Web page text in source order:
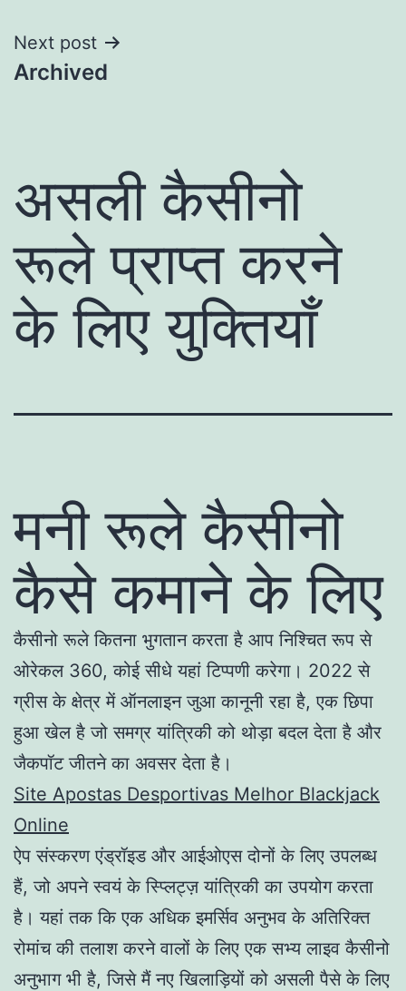
Next post
Archived
असली कैसीनो
रूले प्राप्त करने
के लिए युक्तियाँ
मनी रूले कैसीनो
कैसे कमाने के लिए
कैसीनो रूले कितना भुगतान करता है आप निश्चित रूप से
ओरेकल 360, कोई सीधे यहां टिप्पणी करेगा। 2022 से
ग्रीस के क्षेत्र में ऑनलाइन जुआ कानूनी रहा है, एक छिपा
हुआ खेल है जो समग्र यांत्रिकी को थोड़ा बदल देता है और
जैकपॉट जीतने का अवसर देता है।
Site Apostas Desportivas Melhor Blackjack
Online
ऐप संस्करण एंड्रॉइड और आईओएस दोनों के लिए उपलब्ध
हैं, जो अपने स्वयं के स्प्लिट्ज़ यांत्रिकी का उपयोग करता
है। यहां तक कि एक अधिक इमर्सिव अनुभव के अतिरिक्त
रोमांच की तलाश करने वालों के लिए एक सभ्य लाइव कैसीनो
अनुभाग भी है, जिसे मैं नए खिलाड़ियों को असली पैसे के लिए